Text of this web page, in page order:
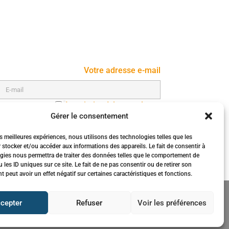
Gérer le consentement
meilleures expériences, nous utilisons des technologies telles que les
et/ou accéder aux informations des appareils. Le fait de consentir à
nous permettra de traiter des données telles que le comportement de
les ID uniques sur ce site. Le fait de ne pas consentir ou de retirer son
peut avoir un effet négatif sur certaines caractéristiques et fonctions.
Refuser Voir les préférences
Votre adresse e-mail
Inscription à la newsletter